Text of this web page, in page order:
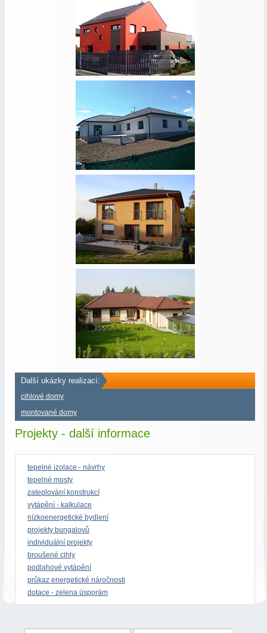
Další ukázky realizací:
cihlové domy
montované domy
Projekty - další informace
tepelné izolace - návrhy
tepelné mosty
zateplování konstrukcí
vytápění - kalkulace
nízkoenergetické bydlení
projekty bungalovů
individuální projekty
broušené cihly
podlahové vytápění
průkaz energetické náročnosti
dotace - zelena úsporám